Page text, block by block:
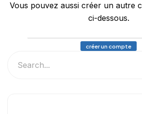
Vous pouvez aussi créer un autre
ci-dessous.
créer un compte